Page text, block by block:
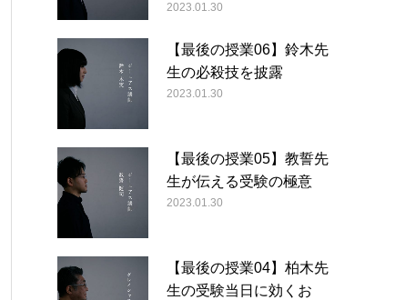
2023.01.30
【最後の授業06】鈴木先
生の必殺技を披露
2023.01.30
【最後の授業05】教誓先
生が伝える受験の極意
2023.01.30
【最後の授業04】柏木先
生の受験当日に効くお